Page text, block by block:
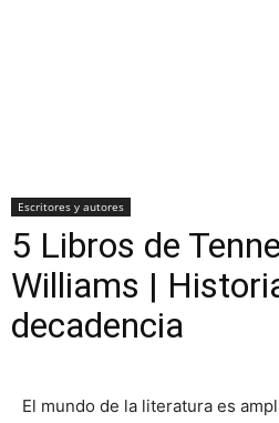
Escritores y autores
5 Libros de
Williams |
decadencia
El mundo de la literatura es